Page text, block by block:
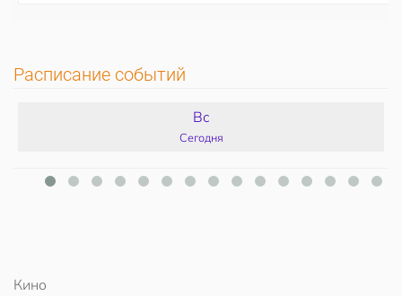
Расписание событий
Вс
Сегодня
Кино